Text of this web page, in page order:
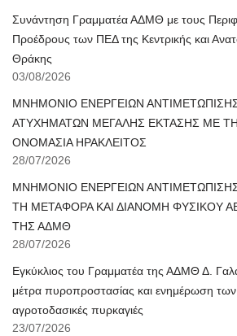
Συνάντηση Γραμματέα ΑΔΜΘ με τους
Προέδρους των ΠΕΔ της Κεντρικής και
Θράκης
03/08/2026
ΜΝΗΜΟΝΙΟ ΕΝΕΡΓΕΙΩΝ
ΑΤΥΧΗΜΑΤΩΝ ΜΕΓΑΛΗΣ ΕΚΤΑΣΗΣ ΜΕ
ΟΝΟΜΑΣΙΑ ΗΡΑΚΛΕΙΤΟΣ
28/07/2026
ΜΝΗΜΟΝΙΟ ΕΝΕΡΓΕΙΩΝ
ΤΗ ΜΕΤΑΦΟΡΑ ΚΑΙ ΔΙΑΝΟΜΗ ΦΥΣΙΚΟΥ
ΤΗΣ ΑΔΜΘ
28/07/2026
Εγκύκλιος του Γραμματέα της ΑΔΜΘ Δ.
μέτρα πυροπροστασίας και ενημέρωση των
αγροτοδασικές πυρκαγιές
23/07/2026